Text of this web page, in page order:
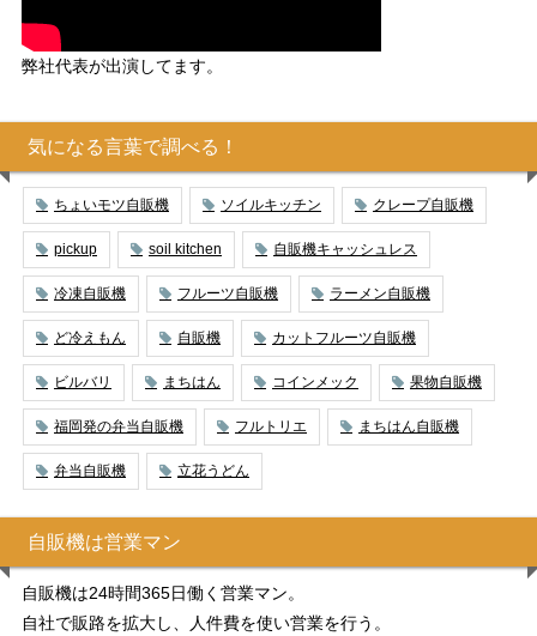
弊社代表が出演してます。
気になる言葉で調べる！
ちょいモツ自販機 ソイルキッチン クレープ自販機
pickup soil kitchen 自販機キャッシュレス
冷凍自販機 フルーツ自販機 ラーメン自販機
ど冷えもん 自販機 カットフルーツ自販機
ビルバリ まちはん コインメック 果物自販機
福岡発の弁当自販機 フルトリエ まちはん自販機
弁当自販機 立花うどん
自販機は営業マン
自販機は24時間365日働く営業マン。
自社で販路を拡大し、人件費を使い営業を行う。